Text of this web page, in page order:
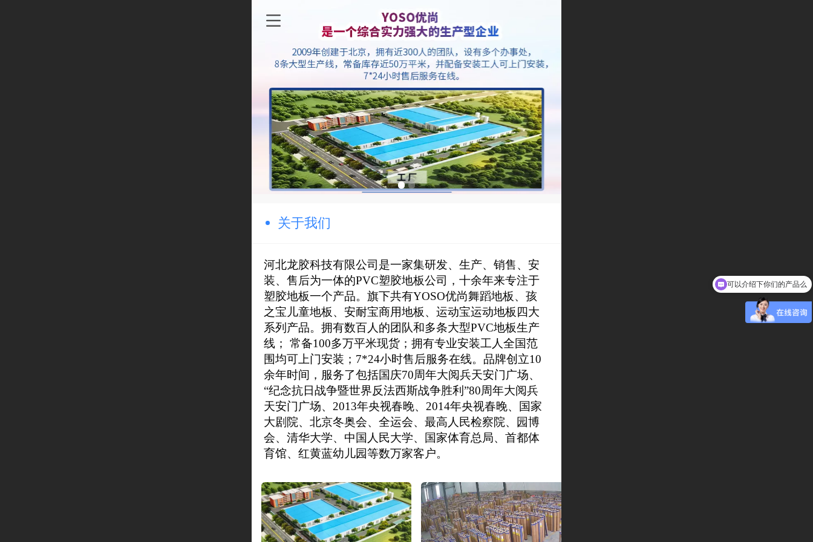
关于我们
河北龙胶科技有限公司是一家集研发、生产、销售、安
装、售后为一体的PVC塑胶地板公司，十余年来专注于
塑胶地板一个产品。旗下共有YOSO优尚舞蹈地板、孩
之宝儿童地板、安耐宝商用地板、运动宝运动地板四大
系列产品。拥有数百人的团队和多条大型PVC地板生产
线； 常备100多万平米现货；拥有专业安装工人全国范
围均可上门安装；7*24小时售后服务在线。品牌创立10
余年时间，服务了包括国庆70周年大阅兵天安门广场、
“纪念抗日战争暨世界反法西斯战争胜利”80周年大阅兵
天安门广场、2013年央视春晚、2014年央视春晚、国家
大剧院、北京冬奥会、全运会、最高人民检察院、园博
会、清华大学、中国人民大学、国家体育总局、首都体
育馆、红黄蓝幼儿园等数万家客户。
可以介绍下你们的产品么